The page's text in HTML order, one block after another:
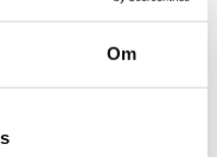
Om
lukket plastbøtte
halvkugleform